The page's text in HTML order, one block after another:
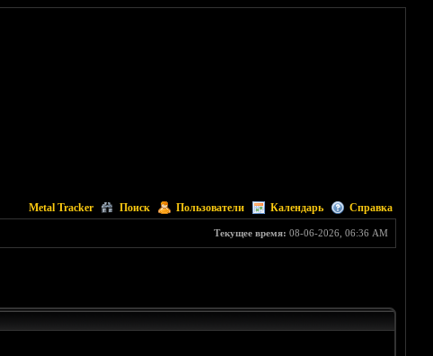
Metal Tracker Поиск Пользователи Календарь Справка
Текущее время: 08-06-2026, 06:36 AM